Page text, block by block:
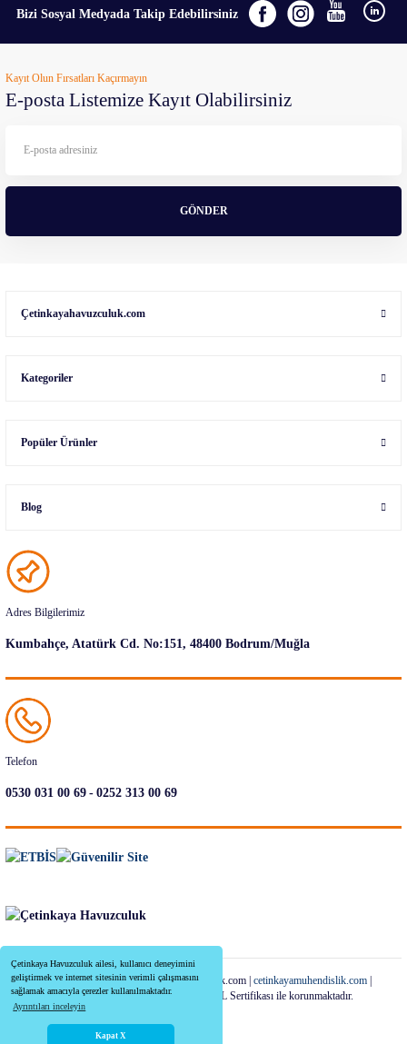
Çetinkaya Havuzculuk ailesi, kullanıcı deneyimini
geliştirmek ve internet sitesinin verimli çalışmasını
sağlamak amacıyla çerezler kullanılmaktadır.
Ayrıntıları inceleyin
Kapat X
Bizi Sosyal Medyada Takip Edebilirsiniz
Kayıt Olun Fırsatları Kaçırmayın
E-posta Listemize Kayıt Olabilirsiniz
GÖNDER
Çetinkayahavuzculuk.com
Kategoriler
Popüler Ürünler
Blog
Adres Bilgilerimiz
Kumbahçe, Atatürk Cd. No:151, 48400 Bodrum/Muğla
Telefon
0530 031 00 69-0252 313 00 69
Copyright 2022-2026 | cetinkayahavuzculuk.com | cetinkayamuhendislik.com
Tüm Kredi Kartı Bilgileriniz 256bit SSL Sertifikası ile korunmaktadır.